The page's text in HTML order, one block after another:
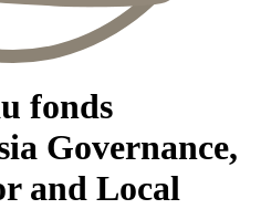
fonds
Governance,
and Local